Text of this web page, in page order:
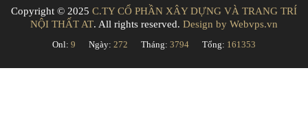
Copyright © 2025 C.TY CỔ PHẦN XÂY DỰNG VÀ TRANG TRÍ
NỘI THẤT AT. All rights reserved. Design by Webvps.vn
Onl: 9 Ngày: 272 Tháng: 3794 Tổng: 161353